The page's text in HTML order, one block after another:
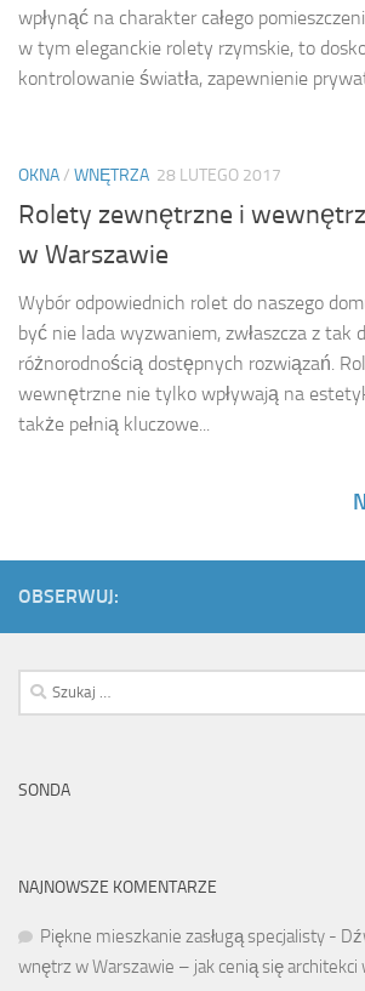
wpłynąć na charakter całego
w tym eleganckie rolety rzymskie, to
kontrolowanie światła, zapewnienie
OKNA/ WNĘTRZA 28 LUTEGO 2017
Rolety zewnętrzne i
w Warszawie
Wybór odpowiednich rolet do naszego
być nie lada wyzwaniem, zwłaszcza z tak
różnorodnością dostępnych rozwiązań.
wewnętrzne nie tylko wpływają na
także pełnią kluczowe...
OBSERWUJ:
Szukaj:
SONDA
NAJNOWSZE KOMENTARZE
Piękne mieszkanie zasługą specjalisty -
wnętrz w Warszawie – jak cenią się architekci